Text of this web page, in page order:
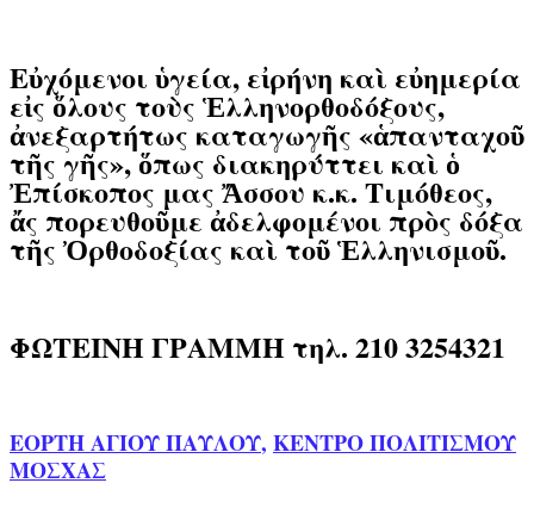
Εὐχόμενοι ὑγεία, εἰρήνη καὶ εὐημερία
εἰς ὅλους τοὺς Ἑλληνορθοδόξους,
ἀνεξαρτήτως καταγωγῆς «ἁπανταχοῦ
τῆς γῆς», ὅπως διακηρύττει καὶ ὁ
Ἐπίσκοπος μας Ἄσσου κ.κ. Τιμόθεος,
ἄς πορευθοῦμε ἀδελφομένοι πρὸς δόξα
τῆς Ὀρθοδοξίας καὶ τοῦ Ἑλληνισμοῦ.
ΦΩΤΕΙΝΗ ΓΡΑΜΜΗ τηλ. 210 3254321
ΕΟΡΤΗ ΑΓΙΟΥ ΠΑΥΛΟΥ, ΚΕΝΤΡΟ ΠΟΛΙΤΙΣΜΟΥ
ΜΟΣΧΑΣ